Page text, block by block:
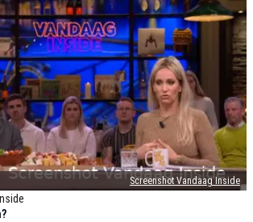
Screenshot Vandaag Inside